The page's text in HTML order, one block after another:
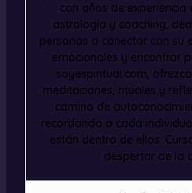
con años de experiencia
astrología y coaching,
personas a conectar con su
emocionales y encontrar
soyespiritual.com,
meditaciones, rituales y
camino de
recordando a cada
están dentro de ellos.
despertar de la